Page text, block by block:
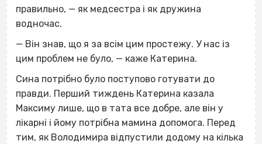
правильно, — як медсестра і як дружина
водночас.
— Він знав, що я за всім цим простежу. У нас із
цим проблем не було, — каже Катерина.
Сина потрібно було поступово готувати до
правди. Перший тиждень Катерина казала
Максиму лише, що в тата все добре, але він у
лікарні і йому потрібна мамина допомога. Перед
тим, як Володимира відпустили додому на кілька